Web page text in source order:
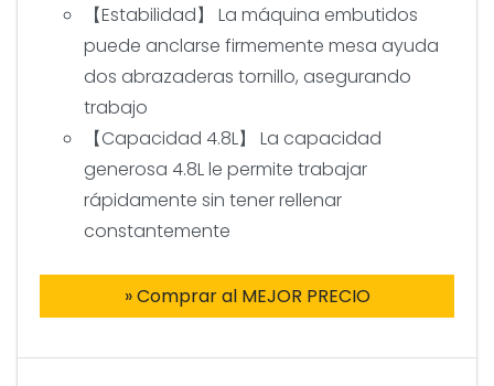
【Estabilidad】 La máquina embutidos
puede anclarse firmemente mesa ayuda
dos abrazaderas tornillo, asegurando
trabajo
【Capacidad 4.8L】 La capacidad
generosa 4.8L le permite trabajar
rápidamente sin tener rellenar
constantemente
» Comprar al MEJOR PRECIO